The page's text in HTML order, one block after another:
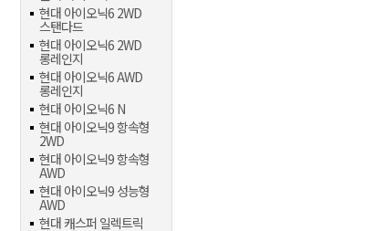
현대 아이오닉6 2WD
스탠다드
현대 아이오닉6 2WD
롱레인지
현대 아이오닉6 AWD
롱레인지
현대 아이오닉6 N
현대 아이오닉9 항속형
2WD
현대 아이오닉9 항속형
AWD
현대 아이오닉9 성능형
AWD
현대 캐스퍼 일렉트릭